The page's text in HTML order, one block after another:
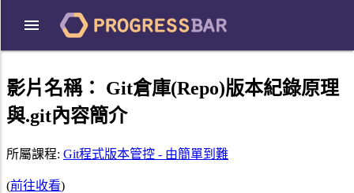
影片名稱：
Git倉庫(Repo)版本紀錄原理
與.git內容簡介
所屬課程: Git程式版本管控 - 由簡單到難
(前往收看)